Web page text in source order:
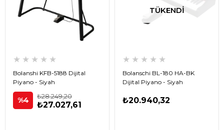
★ ★ ★ ★ ★
Bolanshi KFB-5188 Dijital
Piyano - Siyah
%4 ₺27.027,61
₺28.249,20
TÜKENDI
★ ★ ★ ★ ★
Bolanschi BL-180 HA-BK
Dijital Piyano - Siyah
₺20.940,32